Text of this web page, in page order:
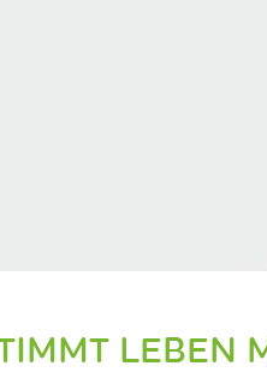
LEBEN